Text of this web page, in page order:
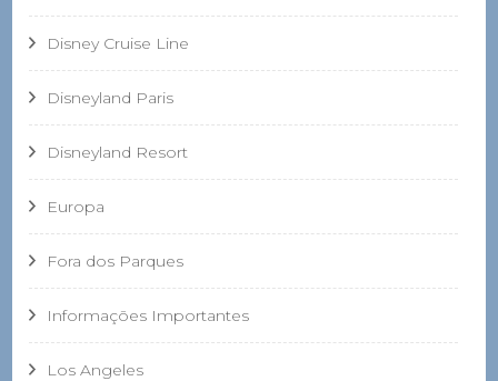
Disney Cruise Line
Disneyland Paris
Disneyland Resort
Europa
Fora dos Parques
Informações Importantes
Los Angeles